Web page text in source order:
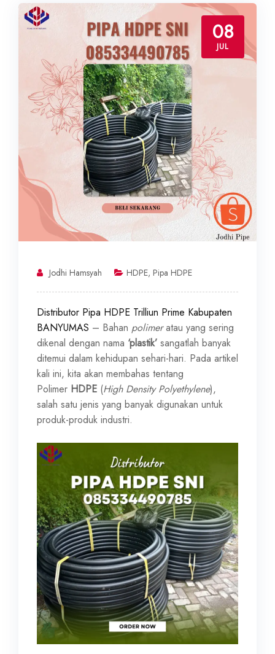
08
JUL
Jodhi Hamsyah HDPE, Pipa HDPE
Distributor Pipa HDPE Trilliun Prime Kabupaten
BANYUMAS – Bahan polimeratau yang sering
dikenal dengan nama ‘plastik’ sangatlah banyak
ditemui dalam kehidupan sehari-hari. Pada artikel
kali ini, kita akan membahas tentang
Polimer HDPE (High Density Polyethylene),
salah satu jenis yang banyak digunakan untuk
produk-produk industri.